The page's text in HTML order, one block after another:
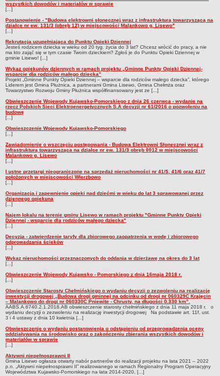
PRZEPROWADZONE KONTROLE
Kontrole wewnętrzne
wszystkich dowodów i materiałów w sprawie
[...]
Postanowienie - "Budowa elektrowni słonecznej wraz z infrastrukturą towarzyszącą na
działce nr ew. 131/3 (obręb 12) w miejscowości Malankowo g. Lisewo"
[...]
Rekrutacja uzupełniająca do Punktu Opieki Dziennej
Jesteś rodzicem dziecka w wieku od 20 tyg. życia do 3 lat? Chcesz wrócić do pracy, a nie
ma kto zająć się w tym czasie Twoim dzieckiem? Zgłoś je do Punktu Opieki Dziennej w
gminie Lisewo! [...]
Wykaz opiekunów dziennych w ramach projektu „Gminne Punkty Opieki Dziennej-
wsparcie dla rodziców małego dziecka”
Projekt „Gminne Punkty Opieki Dziennej – wsparcie dla rodziców małego dziecka”, którego
Liderem jest Gmina Płużnica, a partnerami Gmina Lisewo, Gmina Chełmża oraz
Towarzystwo Rozwoju Gminy Płużnica współfinansowany jest ze [...]
Obwieszczenie Wojewody Kujawsko-Pomorskiego z dnia 26 czerwca - wydanie na
rzecz Polskich Sieci Elektroenergetycznych S.A decyzji nr 61/2016 o pozwoleniu na
budowę
[...]
Obwieszczenie Wojewody Kujawsko-Pomorskiego
[...]
Zawiadomienie o wszczęciu postępowania - Budowa Elektrowni Słonecznej wraz z
infrastrukturą towarzysząca na działce nr ew. 131/3 obręb 0012 w miejscowości
Malankowo g. Lisewo
[...]
I ustne przetargi nieograniczone na sprzedaż nieruchomości nr 41/5, 41/6 oraz 41/7
położonych w miejscowości Wierzbowo
[...]
Organizacja i zapewnienie opieki nad dziećmi w wieku do lat 3 sprawowanej przez
dziennego opiekuna
[...]
Najem lokalu na terenie gminy Lisewo w ramach projektu "Gminne Punkty Opieki
Dziennej - wsparcie dla rodziców małego dziecka"
[...]
Decyzja - zatwierdzenie taryfy dla zbiorowego zaopatrzenia w wodę i zbiorowego
odprowadzania ścieków
[...]
Wykaz nieruchomości przeznaczonych do oddania w dzierżawę na okres do 3 lat
[...]
Obwieszczenie Wojewody Kujawsko - Pomorskiego z dnia 16maja 2018 r.
[...]
Obwieszczenie Starosty Chełmińskiego o wydaniu decyzji o zezwoleniu na realizację
inwestycji drogowej „Budowa drogi gminnej na odcinku od drogi nr 060329C Krajęcin
– Malankowo do drogi nr 060330C Pniewite - Chrusty, na długości 0.330 km”.
AABŚ.A.6740.2.1.2018.AB obwieszczenie starosty chełmińskiego z dnia 11 maja 2018 r. o
wydaniu decyzji o zezwoleniu na realizację inwestycji drogowej Na podstawie art. 11f, ust.
3 i 4 ustawy z dnia 10 kwietnia [...]
Obwieszczenie o wydaniu postanowienia o odstąpieniu od przeprowadzenia oceny
oddziaływania na środowisko oraz o zakończeniu zbierania wszystkich dowodów i
materiałów w sprawie
[...]
Aktywni niepełnosprawni II
Gmina Lisewo ogłasza otwarty nabór partnerów do realizacji projektu na lata 2021 – 2022
p.n. „Aktywni niepełnosprawni II” realizowanego w ramach Regionalny Program Operacyjny
Województwa Kujawsko-Pomorskiego na lata 2014-2020, [...]